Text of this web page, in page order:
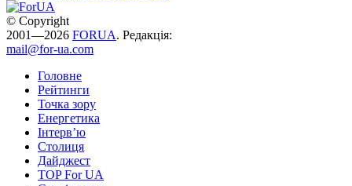
© Copyright
2001—2026 FORUA. Редакція:
mail@for-ua.com
Головне
Рейтинги
Точка зору
Енергетика
Інтерв’ю
Столиця
Дайджест
TOP For UA